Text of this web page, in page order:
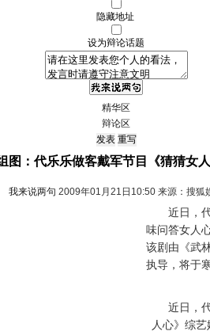
隐藏地址
设为辩论话题
精华区
辩论区
图：代乐乐做客戴军节目《猜猜女人
我来说两句 2009年01月21日10:50 来源：搜狐
近日，代
味问答女人
该剧由《武
执导，将于
近日，代
人心》综